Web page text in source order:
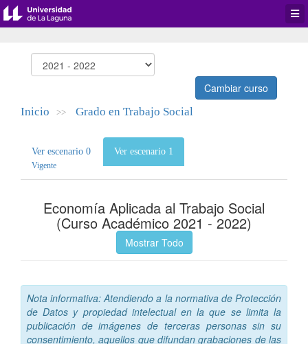
Cambiar curso
Inicio >> Grado en Trabajo Social
Ver escenario 0
Vigente
Ver escenario 1
Economía Aplicada al Trabajo Social
(Curso Académico 2021 - 2022)
Mostrar Todo
Nota informativa: Atendiendo a la normativa de Protección
de Datos y propiedad intelectual en la que se limita la
publicación de imágenes de terceras personas sin su
consentimiento, aquellos que difundan grabaciones de las